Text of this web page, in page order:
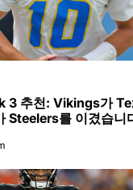
3 추천: Vikings가
Steelers를 이겼습니